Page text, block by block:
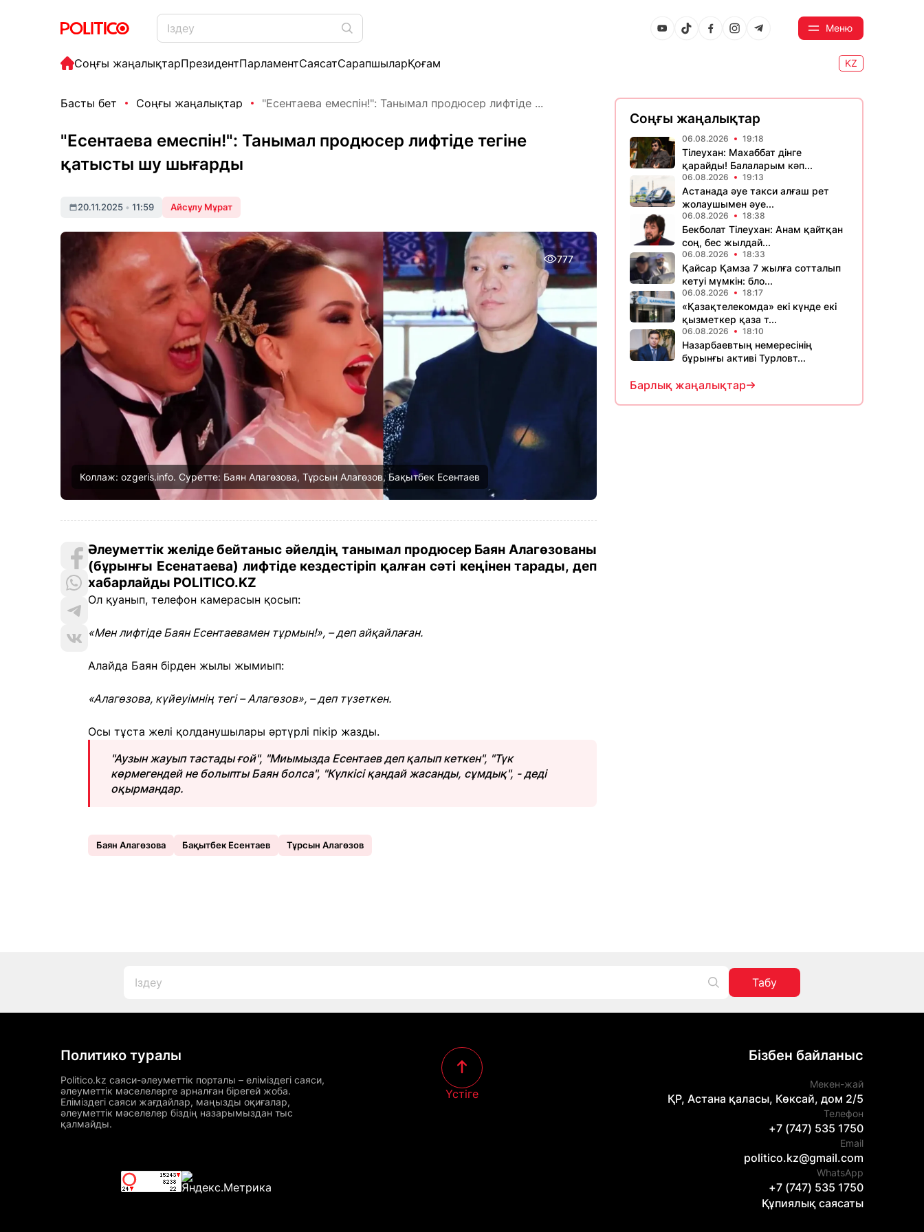
Меню
Соңғы жаңалықтарПрезидентПарламентСаясатСарапшыларҚоғам KZ
Басты бет Соңғы жаңалықтар "Есентаева емеспін!": Танымал продюсер лифтіде ...
"Есентаева емеспін!": Танымал продюсер лифтіде тегіне
қатысты шу шығарды
20.11.2025 • 11:59 Айсұлу Мұрат
777
Коллаж: ozgeris.info. Суретте: Баян Алагөзова, Тұрсын Алагөзов, Бақытбек Есентаев
Әлеуметтік желіде бейтаныс әйелдің танымал продюсер Баян Алагөзованы
(бұрынғы Есенатаева) лифтіде кездестіріп қалған сәті кеңінен тарады, деп
хабарлайды POLITICO.KZ
Ол қуанып, телефон камерасын қосып:
«Мен лифтіде Баян Есентаевамен тұрмын!», – деп айқайлаған.
Алайда Баян бірден жылы жымиып:
«Алагөзова, күйеуімнің тегі – Алагөзов», – деп түзеткен.
Осы тұста желі қолданушылары әртүрлі пікір жазды.
"Аузын жауып тастады ғой", "Миымызда Есентаев деп қалып кеткен", "Түк
көрмегендей не болыпты Баян болса", "Күлкісі қандай жасанды, сұмдық", - деді
оқырмандар.
Баян Алагөзова Бақытбек Есентаев Тұрсын Алагөзов
Соңғы жаңалықтар
06.08.2026 19:18
Тілеухан: Махаббат дінге
қарайды! Балаларым кәп...
06.08.2026 19:13
Астанада әуе такси алғаш рет
жолаушымен әуе...
06.08.2026 18:38
Бекболат Тілеухан: Анам қайтқан
соң, бес жылдай...
06.08.2026 18:33
Қайсар Қамза 7 жылға сотталып
кетуі мүмкін: бло...
06.08.2026 18:17
«Қазақтелекомда» екі күнде екі
қызметкер қаза т...
06.08.2026 18:10
Назарбаевтың немересінің
бұрынғы активі Турловт...
Барлық жаңалықтар
Табу
Политико туралы
Politico.kz саяси-әлеуметтік порталы – еліміздегі саяси,
әлеуметтік мәселелерге арналған бірегей жоба.
Еліміздегі саяси жағдайлар, маңызды оқиғалар,
әлеуметтік мәселелер біздің назарымыздан тыс
қалмайды.
Үстіге
Бізбен байланыс
Мекен-жай
ҚР, Астана қаласы, Көксай, дом 2/5
Телефон
+7 (747) 535 1750
Email
politico.kz@gmail.com
WhatsApp
+7 (747) 535 1750
Құпиялық саясаты